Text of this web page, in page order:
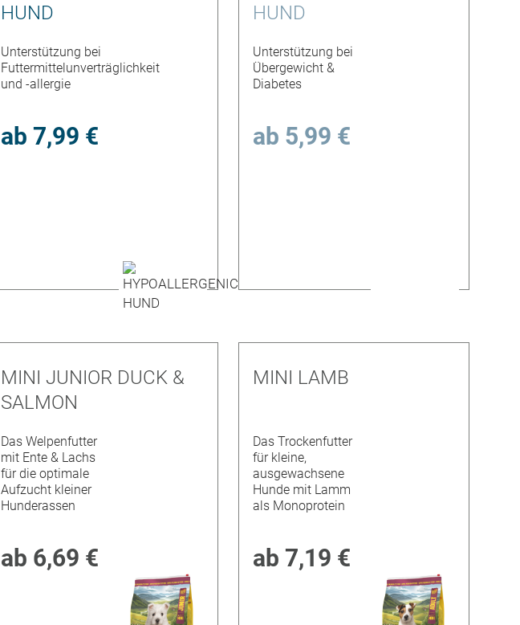
HUND
Unterstützung bei
Futtermittelunverträglichkeit
und -allergie
ab 7,99 €
HUND
Unterstützung bei
Übergewicht &
Diabetes
ab 5,99 €
MINI JUNIOR DUCK &
SALMON
Das Welpenfutter
mit Ente & Lachs
für die optimale
Aufzucht kleiner
Hunderassen
ab 6,69 €
MINI LAMB
Das Trockenfutter
für kleine,
ausgewachsene
Hunde mit Lamm
als Monoprotein
ab 7,19 €